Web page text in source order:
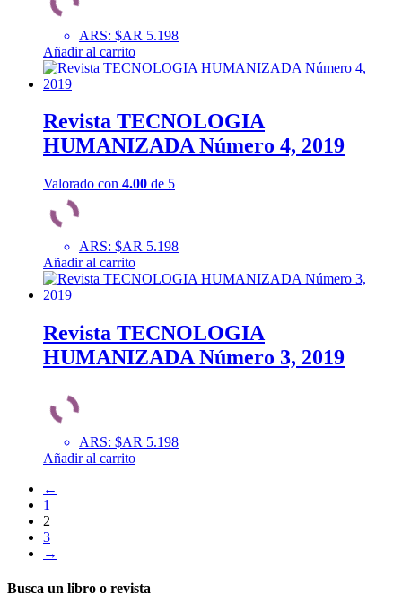
ARS: $AR 5.198
Añadir al carrito
Revista TECNOLOGIA
HUMANIZADA Número 4, 2019
Valorado con 4.00 de 5
ARS: $AR 5.198
Añadir al carrito
Revista TECNOLOGIA
HUMANIZADA Número 3, 2019
ARS: $AR 5.198
Añadir al carrito
←
1
2
3
→
Busca un libro o revista